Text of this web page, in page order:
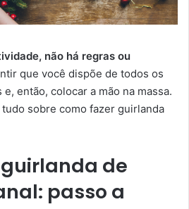
não há regras ou
que você dispõe de todos os
então, colocar a mão na massa.
sobre como fazer guirlanda
de
passo a